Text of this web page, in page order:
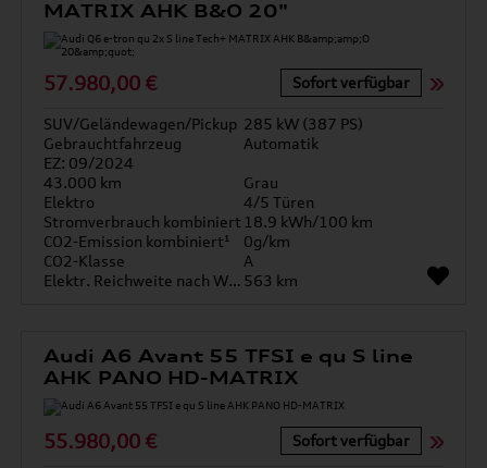
MATRIX AHK B&O 20"
57.980,00 € Sofort verfügbar
SUV/Geländewagen/Pickup 285 kW (387 PS)
Gebrauchtfahrzeug
Automatik
EZ: 09/2024
43.000 km
Grau
Elektro
4/5 Türen
Stromverbrauch kombiniert 18.9 kWh/100 km
CO2-Emission kombiniert¹
0g/km
CO2-Klasse
A
Elektr. Reichweite nach WLTP* 563 km
Audi A6 Avant 55 TFSI e qu S line
AHK PANO HD-MATRIX
55.980,00 € Sofort verfügbar